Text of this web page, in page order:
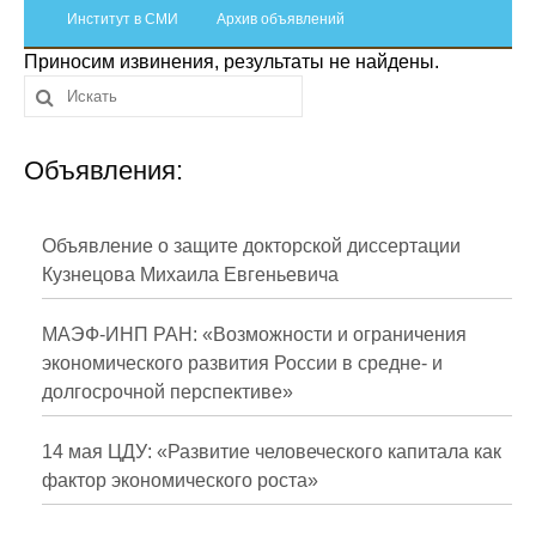
Отчетность
Противодействие коррупции
Материалы для СМИ
Публикации
Научная жизнь
Проблемы прогнозирования
О журнале
Номера журналов
Институт в СМИ Архив объявлений
Приносим извинения, результаты не найдены.
Объявления:
Объявление о защите докторской диссертации
Кузнецова Михаила Евгеньевича
МАЭФ-ИНП РАН: «Возможности и ограничения
экономического развития России в средне- и
долгосрочной перспективе»
14 мая ЦДУ: «Развитие человеческого капитала как
фактор экономического роста»